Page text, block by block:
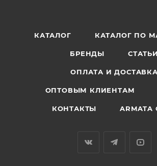
КАТАЛОГ КАТАЛОГ ПО
БРЕНДЫ СТАТЬИ
ОПЛАТА И ДОСТАВКА
ОПТОВЫМ КЛИЕНТАМ
КОНТАКТЫ ARMATA